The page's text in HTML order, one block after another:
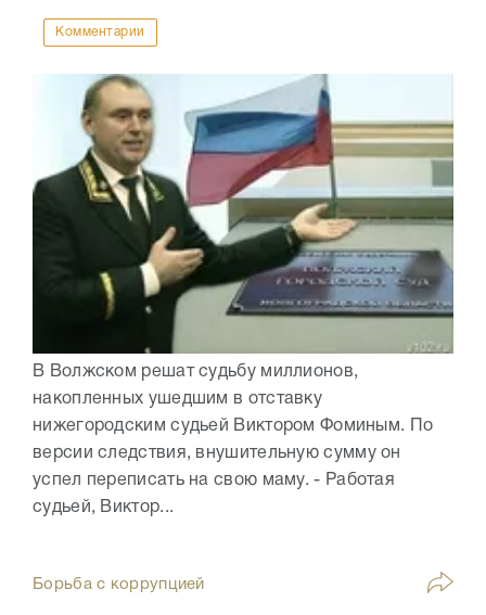
Комментарии
В Волжском решат судьбу миллионов,
накопленных ушедшим в отставку
нижегородским судьей Виктором Фоминым. По
версии следствия, внушительную сумму он
успел переписать на свою маму. - Работая
судьей, Виктор...
Борьба с коррупцией